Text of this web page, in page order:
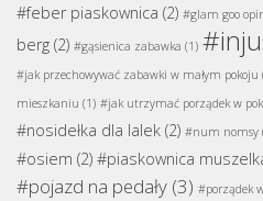
#feber piaskownica (2) #glam goo
berg (2) #gąsienica zabawka (1)
#jak przechowywać zabawki w małym pokoju
mieszkaniu (1) #jak utrzymać porządek w
#nosidełka dla lalek (2) #num nomsy
#osiem (2) #piaskownica
#pojazd na pedały (3) #porządek